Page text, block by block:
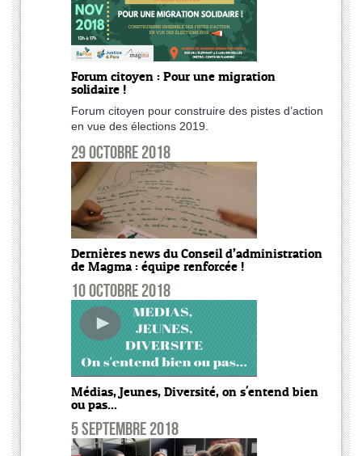
Forum citoyen : Pour une migration
solidaire !
Forum citoyen pour construire des pistes d’action
en vue des élections 2019.
29 octobre 2018
Dernières news du Conseil d’administration
de Magma : équipe renforcée !
10 octobre 2018
Médias, Jeunes, Diversité, on s'entend bien
ou pas...
5 septembre 2018